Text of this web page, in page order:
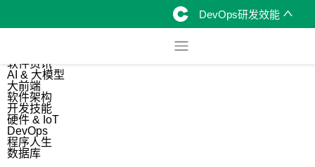
DevOps研发效能
软件资讯
AI & 大模型
大前端
软件架构
开发技能
硬件 & IoT
DevOps
程序人生
数据库